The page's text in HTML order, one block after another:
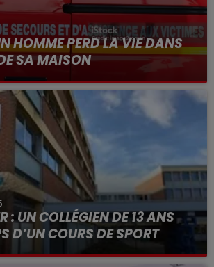
HOMME PERD LA VIE DANS
SA MAISON
: UN COLLÉGIEN DE 13 ANS
D’UN COURS DE SPORT